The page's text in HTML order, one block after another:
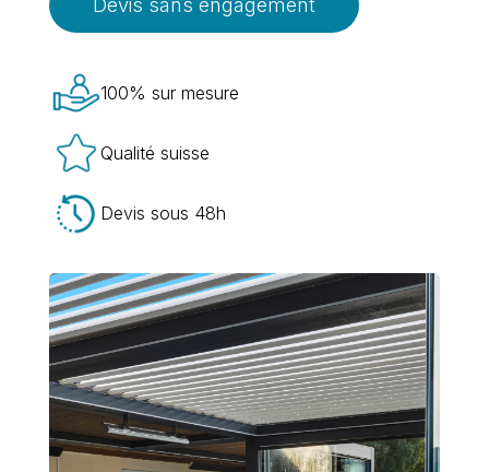
Devis sans engagement
100% sur mesure
Qualité suisse
Devis sous 48h